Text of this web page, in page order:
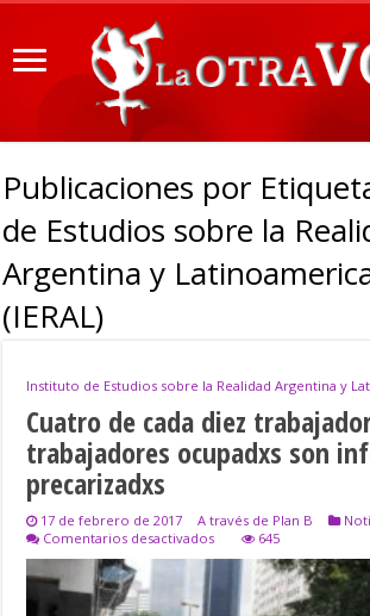
Publicaciones por
de Estudios sobre la
Argentina y
(IERAL)
Instituto de Estudios sobre la Realidad Argentina y
Cuatro de cada diez
trabajadores ocupadxs son
precarizadxs
17 de febrero de 2017 A través de Plan B
Comentarios desactivadosen
Cuatro
645